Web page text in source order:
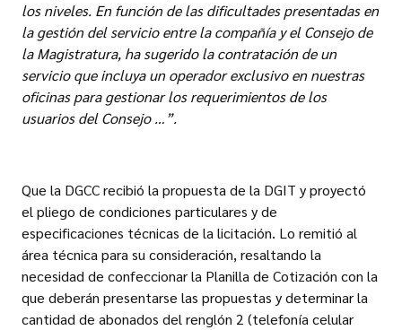
los niveles. En función de las dificultades presentadas en
la gestión del servicio entre la compañía y el Consejo de
la Magistratura, ha sugerido la contratación de un
servicio que incluya un operador exclusivo en nuestras
oficinas para gestionar los requerimientos de los
usuarios del Consejo …”.
Que la DGCC recibió la propuesta de la DGIT y proyectó
el pliego de condiciones particulares y de
especificaciones técnicas de la licitación. Lo remitió al
área técnica para su consideración, resaltando la
necesidad de confeccionar la Planilla de Cotización con la
que deberán presentarse las propuestas y determinar la
cantidad de abonados del renglón 2 (telefonía celular